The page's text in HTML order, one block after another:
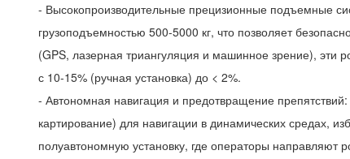
- Высокопроизводительные прецизионные подъемные
грузоподъемностью 500-5000 кг, что позволяет
(GPS, лазерная триангуляция и машинное зрение), эти
с 10-15% (ручная установка) до < 2%.
- Автономная навигация и предотвращение
картирование) для навигации в динамических средах,
полуавтономную установку, где операторы направляют